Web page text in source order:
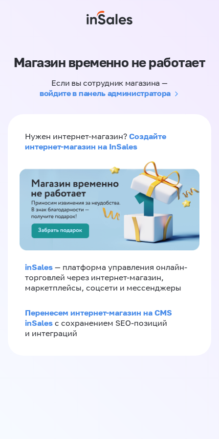
Магазин временно не работает
Если вы сотрудник магазина —
войдите в панель администратора
Нужен интернет-магазин? Создайте
интернет-магазин на InSales
inSales — платформа управления онлайн-
торговлей через интернет-магазин,
маркетплейсы, соцсети и мессенджеры
Перенесем интернет-магазин на CMS
inSales с сохранением SEO-позиций
и интеграций